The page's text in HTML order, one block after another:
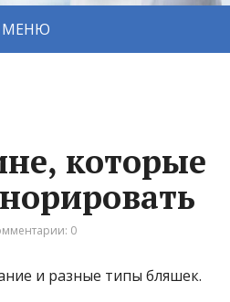
МЕНЮ
которые
0
и разные типы бляшек.